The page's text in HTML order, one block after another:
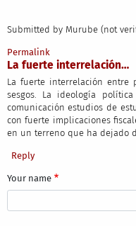
Submitted by Murube (not
Permalink
La fuerte interrelación…
La fuerte interrelación entre
sesgos. La ideología
comunicación estudios de
con fuerte implicaciones
en un terreno que ha dejado
Reply
Your name